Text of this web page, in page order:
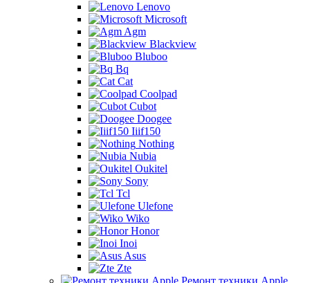
Lenovo
Microsoft
Agm
Blackview
Bluboo
Bq
Cat
Coolpad
Cubot
Doogee
Iiif150
Nothing
Nubia
Oukitel
Sony
Tcl
Ulefone
Wiko
Honor
Inoi
Asus
Zte
Ремонт техники Apple